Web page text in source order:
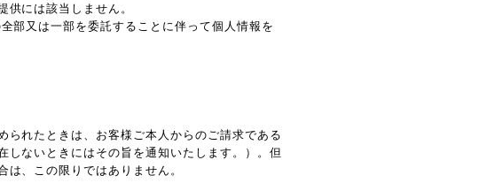
には該当しません。
部又は一部を委託することに伴って個人情報を
られたときは、お客様ご本人からのご請求である
しないときにはその旨を通知いたします。）。但
、この限りではありません。